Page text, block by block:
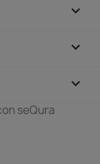


keyboard_arrow_down
seQura